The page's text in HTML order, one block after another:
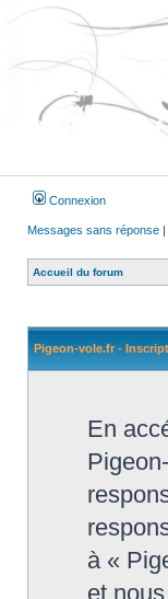
Connexion
Messages sans réponse |
Accueil du forum
Pigeon-vole.fr -
En
à «
et